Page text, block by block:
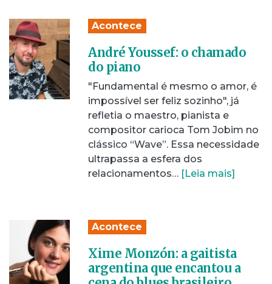
Acontece
André Youssef: o chamado
do piano
"Fundamental é mesmo o amor, é
impossível ser feliz sozinho", já
refletia o maestro, pianista e
compositor carioca Tom Jobim no
clássico “Wave”. Essa necessidade
ultrapassa a esfera dos
relacionamentos… [Leia mais]
Acontece
Xime Monzón: a gaitista
argentina que encantou a